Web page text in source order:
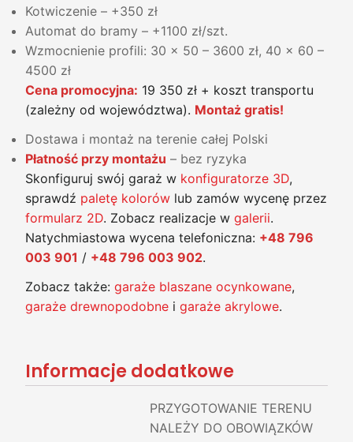
Kotwiczenie – +350 zł
Automat do bramy – +1100 zł/szt.
Wzmocnienie profili: 30 x 50 – 3600 zł, 40 x 60 –
4500 zł
Cena promocyjna: 19 350 zł + koszt transportu
(zależny od województwa). Montaż gratis!
Dostawa i montaż na terenie całej Polski
Płatność przy montażu – bez ryzyka
Skonfiguruj swój garaż w konfiguratorze 3D,
sprawdź paletę kolorów lub zamów wycenę przez
formularz 2D. Zobacz realizacje w galerii.
Natychmiastowa wycena telefoniczna: +48 796
003 901 / +48 796 003 902.
Zobacz także: garaże blaszane ocynkowane,
garaże drewnopodobne i garaże akrylowe.
Informacje dodatkowe
PRZYGOTOWANIE TERENU
NALEŻY DO OBOWIĄZKÓW